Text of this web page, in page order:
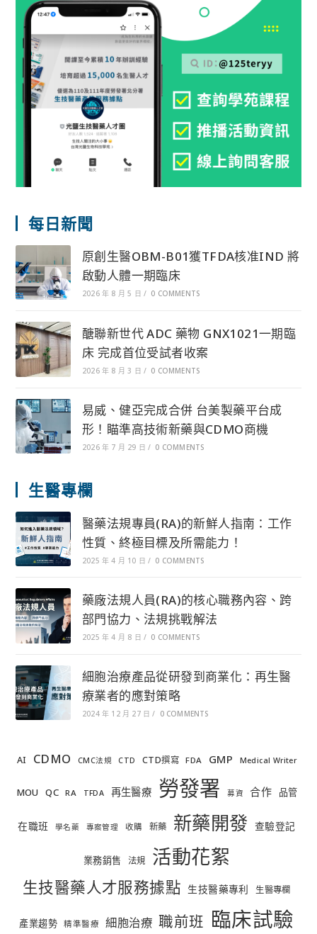
每日新聞
原創生醫OBM-B01獲TFDA核准IND 將
啟動人體一期臨床
2026 年 8 月 5 日 / 0 COMMENTS
醣聯新世代 ADC 藥物 GNX1021一期臨
床 完成首位受試者收案
2026 年 8 月 3 日 / 0 COMMENTS
易威、健亞完成合併 台美製藥平台成
形！瞄準高技術新藥與CDMO商機
2026 年 7 月 29 日 / 0 COMMENTS
生醫專欄
醫藥法規專員(RA)的新鮮人指南：工作
性質、終極目標及所需能力！
2025 年 4 月 10 日 / 0 COMMENTS
藥廠法規人員(RA)的核心職務內容、跨
部門協力、法規挑戰解法
2025 年 4 月 8 日 / 0 COMMENTS
細胞治療產品從研發到商業化：再生醫
療業者的應對策略
2024 年 12 月 27 日 / 0 COMMENTS
AI CDMO CMC法規 CTD CTD撰寫 FDA GMP Medical Writer
MOU QC RA TFDA 再生醫療 勞發署 募資 合作 品管
在職班 學名藥 專案管理 收購 新藥 新藥開發 查驗登記
業務銷售 法規 活動花絮
生技醫藥人才服務據點 生技醫藥專利 生醫專欄
產業趨勢 精準醫療 細胞治療 職前班 臨床試驗